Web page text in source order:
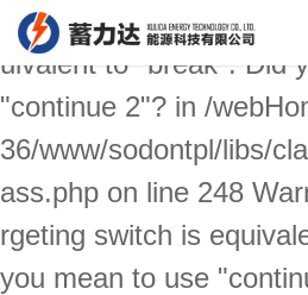
Warning: "continue"
uivalent to "break". Did
"continue 2"? in /
36/www/sodontpl/libs/
ass.php on line 248
rgeting switch is
you mean to use